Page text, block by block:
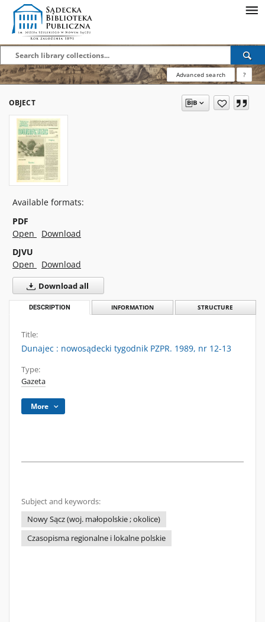
Advanced search ?
OBJECT
Available formats:
PDF
Open
Download
DJVU
Open
Download
Download all
DESCRIPTION INFORMATION STRUCTURE
Title:
Dunajec : nowosądecki tygodnik PZPR. 1989, nr 12-13
Type:
Gazeta
More
Subject and keywords:
Nowy Sącz (woj. małopolskie ; okolice)
Czasopisma regionalne i lokalne polskie